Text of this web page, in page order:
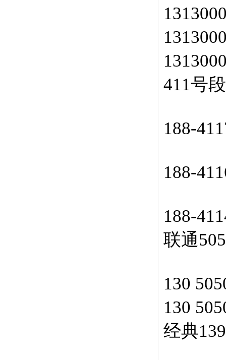
411号
188-
188-
188-
联通
130
130
经典